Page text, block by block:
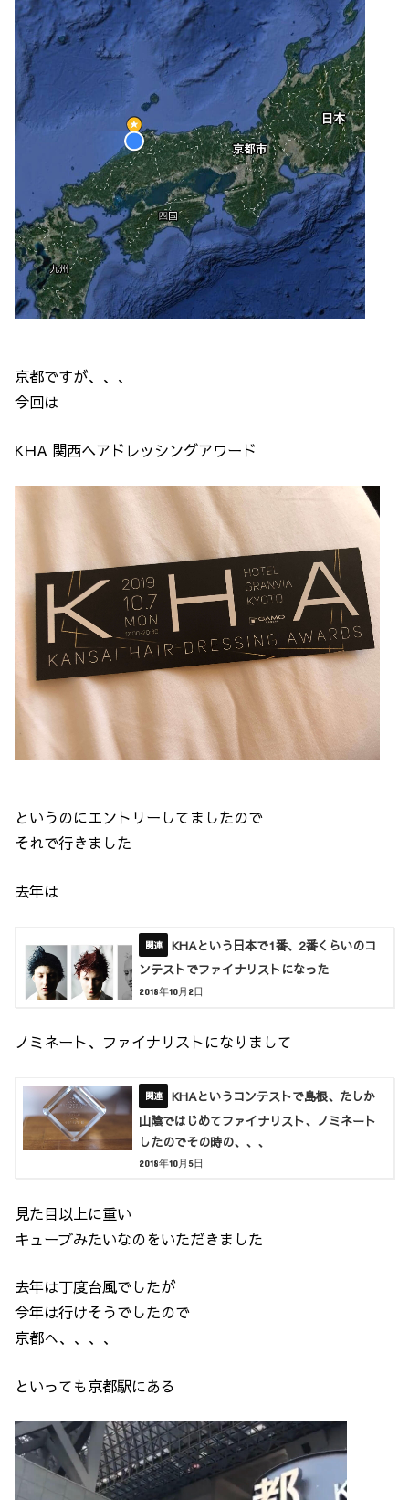
京都ですが、、、
今回は
KHA 関西ヘアドレッシングアワード
というのにエントリーしてましたので
それで行きました
去年は
KHAという日本で1番、2番くらいのコ
ンテストでファイナリストになった
2018年10月2日
ノミネート、ファイナリストになりまして
KHAというコンテストで島根、たしか
山陰ではじめてファイナリスト、ノミネート
したのでその時の、、、
2018年10月5日
見た目以上に重い
キューブみたいなのをいただきました
去年は丁度台風でしたが
今年は行けそうでしたので
京都へ、、、、
といっても京都駅にある